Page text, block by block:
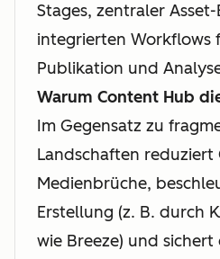
Stages, zentraler
integrierten Workflows
Publikation und
Warum Content Hub
Im Gegensatz zu
Landschaften reduziert
Medienbrüche,
Erstellung (z. B. durch
wie Breeze) und